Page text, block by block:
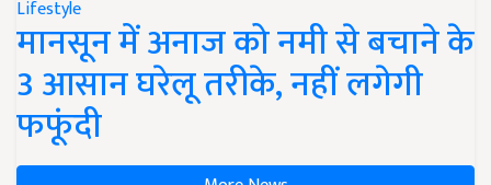
Lifestyle
मानसून में अनाज को नमी से बचाने के
3 आसान घरेलू तरीके, नहीं लगेगी
फफूंदी